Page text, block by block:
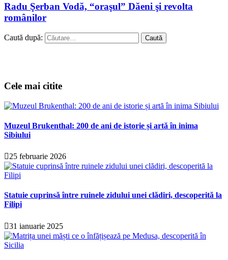
Radu Şerban Vodă, “oraşul” Dăeni şi revolta
românilor
Caută după:
Cele mai citite
Muzeul Brukenthal: 200 de ani de istorie și artă în inima
Sibiului
25 februarie 2026
Statuie cuprinsă între ruinele zidului unei clădiri, descoperită la
Filipi
31 ianuarie 2025